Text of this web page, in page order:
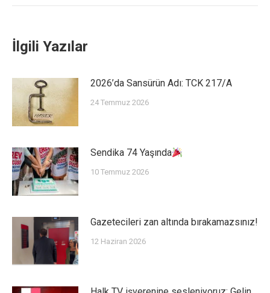
İlgili Yazılar
2026’da Sansürün Adı: TCK 217/A
24 Temmuz 2026
Sendika 74 Yaşında
10 Temmuz 2026
Gazetecileri zan altında bırakamazsınız!
12 Haziran 2026